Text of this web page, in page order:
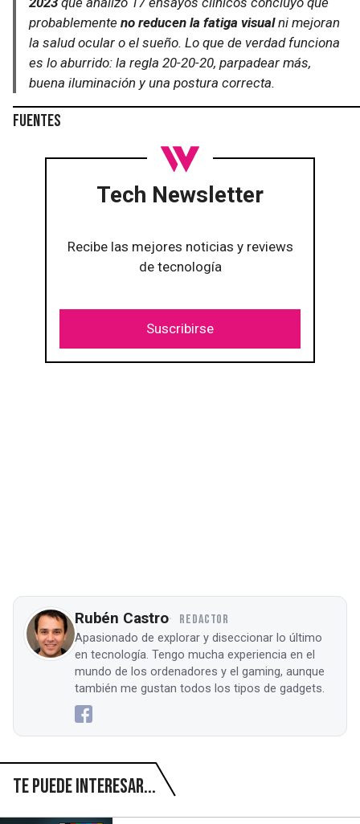
probablemente no reducen la fatiga visualni mejoran
la salud ocular o el sueño. Lo que de verdad funciona
es lo aburrido: la regla 20-20-20, parpadear más,
buena iluminación y una postura correcta.
Fuentes
Tech Newsletter
Recibe las mejores noticias y reviews
de tecnología
Suscribirse
Rubén Castro REDACTOR
Apasionado de explorar y diseccionar lo último
en tecnología. Tengo mucha experiencia en el
mundo de los ordenadores y el gaming, aunque
también me gustan todos los tipos de gadgets.
Te puede interesar...